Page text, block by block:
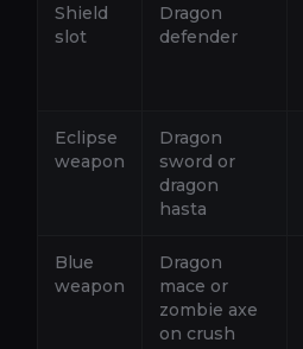
Shield
slot
Dragon
defender
Eclipse
weapon
Dragon
sword or
dragon
hasta
Blue
weapon
Dragon
mace or
zombie axe
on crush